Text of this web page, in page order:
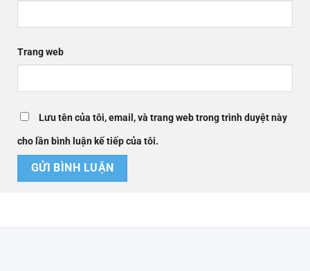
Trang web
Lưu tên của tôi, email, và trang web trong trình duyệt này
cho lần bình luận kế tiếp của tôi.